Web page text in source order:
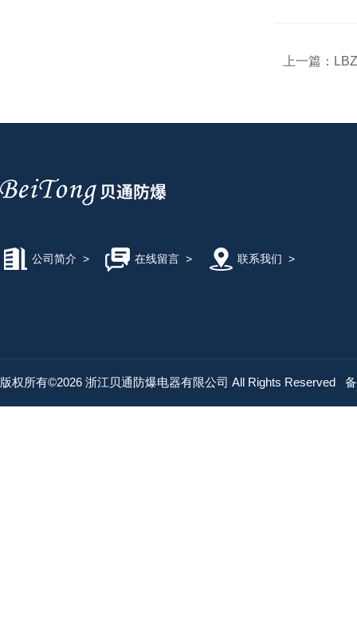
上一篇：
公司简介 > 在线留言> 联系我们 >
版权所有©2026 浙江贝通防爆电器有限公司 All Rights Reserved